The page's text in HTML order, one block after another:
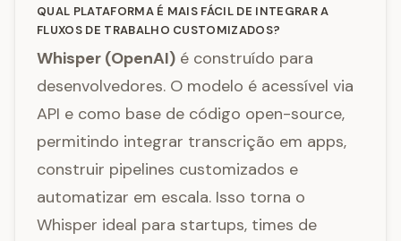
QUAL PLATAFORMA É MAIS FÁCIL DE INTEGRAR A
FLUXOS DE TRABALHO CUSTOMIZADOS?
Whisper (OpenAI) é construído para
desenvolvedores. O modelo é acessível via
API e como base de código open-source,
permitindo integrar transcrição em apps,
construir pipelines customizados e
automatizar em escala. Isso torna o
Whisper ideal para startups, times de